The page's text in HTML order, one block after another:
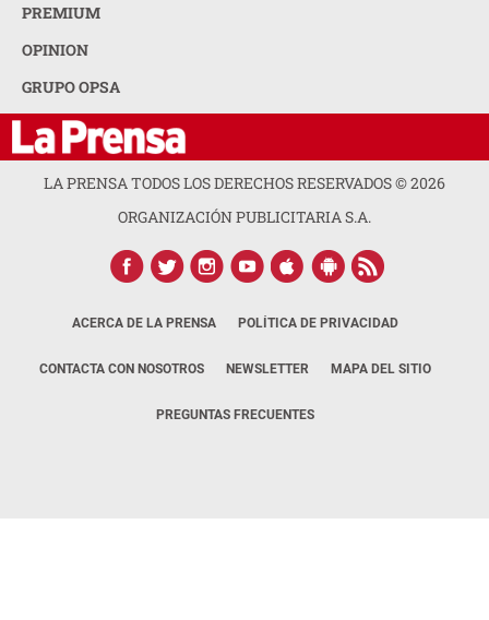
PREMIUM
OPINION
GRUPO OPSA
LA PRENSA TODOS LOS DERECHOS RESERVADOS ©2026
ORGANIZACIÓN PUBLICITARIA S.A.
ACERCA DE LA PRENSA POLÍTICA DE PRIVACIDAD
CONTACTA CON NOSOTROS NEWSLETTER MAPA DEL SITIO
PREGUNTAS FRECUENTES